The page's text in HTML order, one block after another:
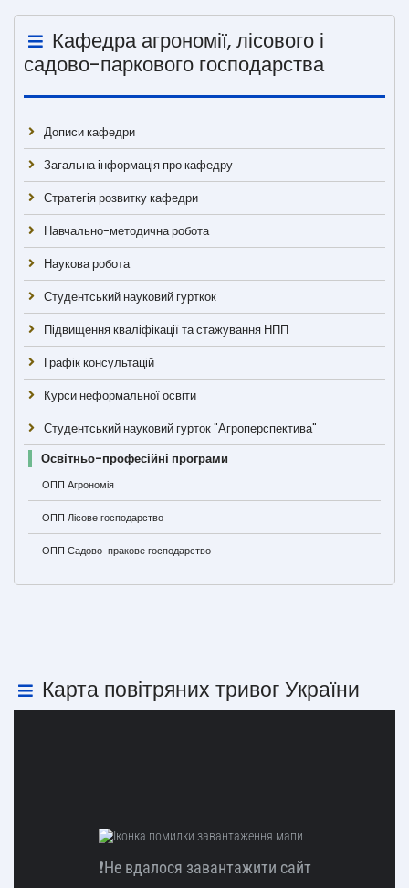
Кафедра агрономії, лісового і
садово-паркового господарства
Дописи кафедри
Загальна інформація про кафедру
Стратегія розвитку кафедри
Навчально-методична робота
Наукова робота
Студентський науковий гурткок
Підвищення кваліфікації та стажування НПП
Графік консультацій
Курси неформальної освіти
Студентський науковий гурток "Агроперспектива"
Освітньо-професійні програми
ОПП Агрономія
ОПП Лісове господарство
ОПП Садово-пракове господарство
Карта повітряних тривог України